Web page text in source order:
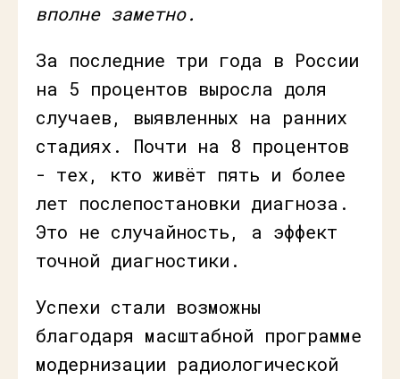
вполне заметно.
За последние три года в России
на 5 процентов выросла доля
случаев, выявленных на ранних
стадиях. Почти на 8 процентов
- тех, кто живёт пять и более
лет послепостановки диагноза.
Это не случайность, а эффект
точной диагностики.
Успехи стали возможны
благодаря масштабной программе
модернизации радиологической